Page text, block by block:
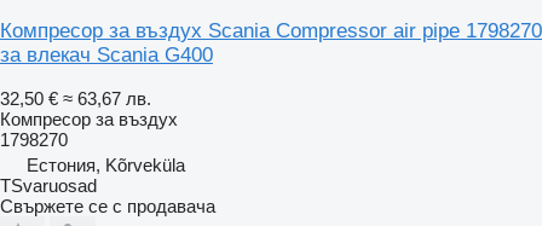
Компресор за въздух Scania Compressor air pipe 1798270
за влекач Scania G400
32,50 € ≈ 63,67 лв.
Компресор за въздух
1798270
Естония, Kõrveküla
TSvaruosad
Свържете се с продавача